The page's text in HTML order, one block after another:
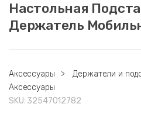
Настольная
Держатель
Аксессуары > Держатели и
Аксессуары
SKU: 32547012782